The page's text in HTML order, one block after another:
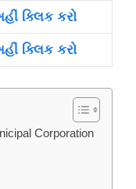
ક્લિક કરો
ક્લિક કરો
Corporation